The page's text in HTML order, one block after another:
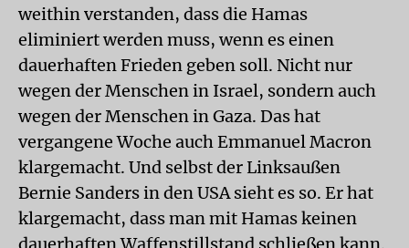
weithin verstanden, dass die Hamas
eliminiert werden muss, wenn es einen
dauerhaften Frieden geben soll. Nicht nur
wegen der Menschen in Israel, sondern auch
wegen der Menschen in Gaza. Das hat
vergangene Woche auch Emmanuel Macron
klargemacht. Und selbst der Linksaußen
Bernie Sanders in den USA sieht es so. Er hat
klargemacht, dass man mit Hamas keinen
dauerhaften Waffenstillstand schließen kann.